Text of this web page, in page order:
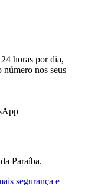
horas por dia,
número nos seus
Paraíba.